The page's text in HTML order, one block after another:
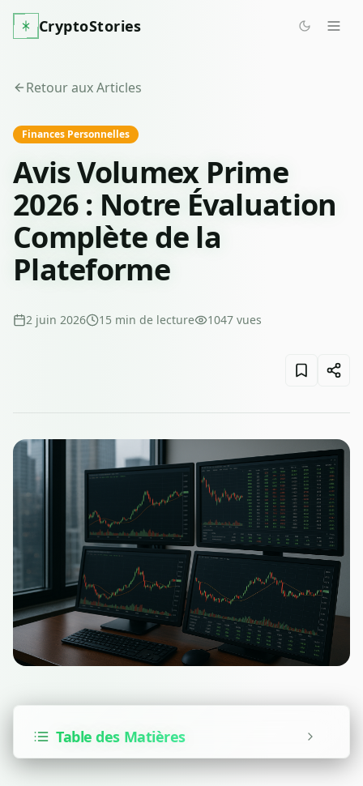
CryptoStories
Retour aux Articles
Finances Personnelles
Avis Volumex Prime
2026 : Notre Évaluation
Complète de la
Plateforme
2 juin 2026 15 min de lecture 1047 vues
Table des Matières